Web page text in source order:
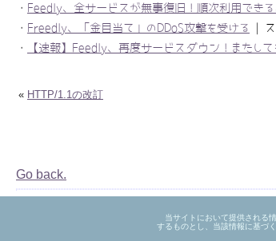
・ Feedly、全サービスが無事復旧！順次利用できる
・ Freedly、「金目当て」のDDoS攻撃を受ける
| ス
・
【速報】Feedly、再度サービスダウン！またし
« HTTP/1.1の改訂
Go back.
当サイトにおいて提供される
するものとし、当該情報に基づ